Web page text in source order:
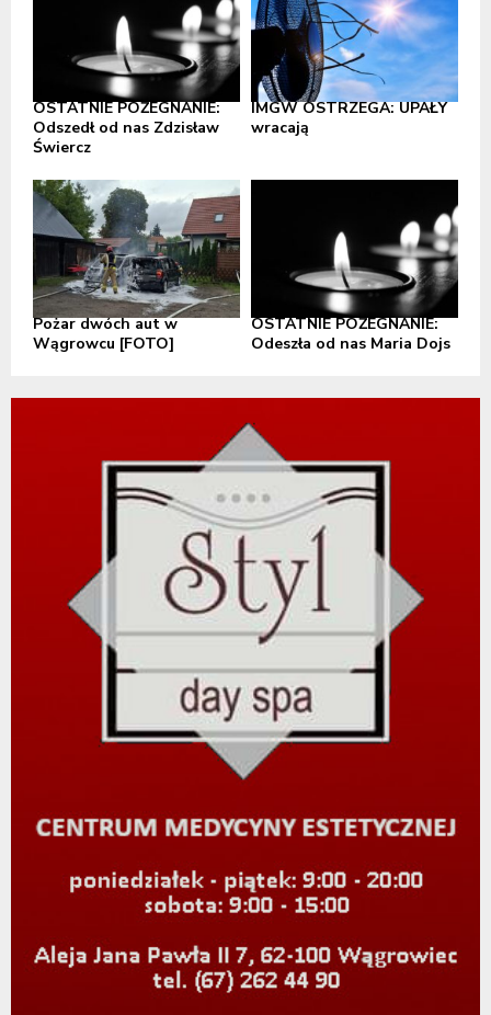
OSTATNIE POŻEGNANIE:
Odszedł od nas Zdzisław
Świercz
IMGW OSTRZEGA: UPAŁY
wracają
Pożar dwóch aut w
Wągrowcu [FOTO]
OSTATNIE POŻEGNANIE:
Odeszła od nas Maria Dojs